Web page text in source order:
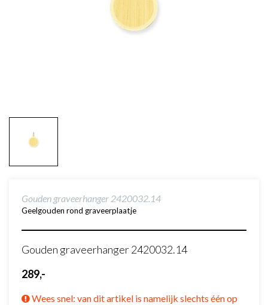
Gouden graveerhanger 2420032.14
Geelgouden rond graveerplaatje
Gouden graveerhanger 2420032.14
289,-
Wees snel: van dit artikel is namelijk slechts één op